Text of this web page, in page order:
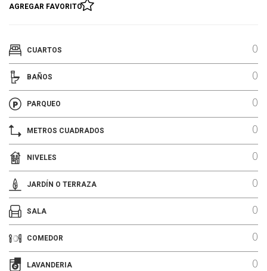
AGREGAR FAVORITO
CUARTOS 0
BAÑOS 0
PARQUEO 0
METROS CUADRADOS 0
NIVELES 0
JARDÍN O TERRAZA 0
SALA 0
COMEDOR 0
LAVANDERIA 0